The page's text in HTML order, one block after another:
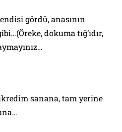
gördü, anasının
dokuma tığ’ıdır,
sanana, tam yerine